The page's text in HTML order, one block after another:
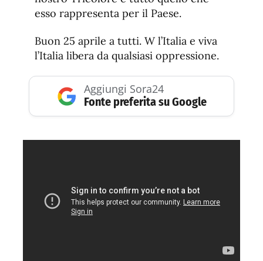
esso rappresenta per il Paese.
Buon 25 aprile a tutti. W l’Italia e viva
l’Italia libera da qualsiasi oppressione.
Aggiungi Sora24
Fonte preferita su Google